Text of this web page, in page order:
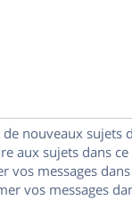
nouveaux sujets
aux sujets dans
vos messages
vos messages